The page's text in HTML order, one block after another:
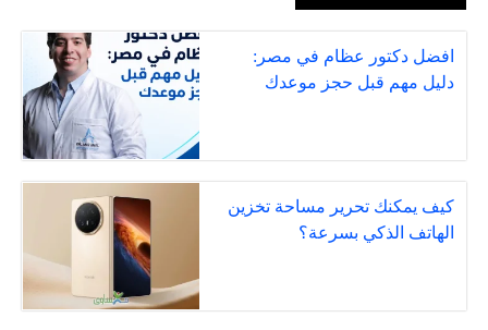
افضل دكتور عظام في مصر:
دليل مهم قبل حجز موعدك
كيف يمكنك تحرير مساحة تخزين
الهاتف الذكي بسرعة؟